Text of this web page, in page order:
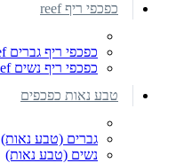
כפכפי ריף reef
כפכפי ריף גברים reef
כפכפי ריף נשים reef
טבע נאות כפכפים
גברים (טבע נאות)
נשים (טבע נאות)